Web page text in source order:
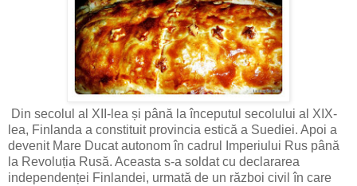
Din secolul al XII-lea și până la începutul secolului al XIX-
lea, Finlanda a constituit provincia estică a Suediei. Apoi a
devenit Mare Ducat autonom în cadrul Imperiului Rus până
la Revoluția Rusă. Aceasta s-a soldat cu declararea
independenței Finlandei, urmată de un război civil în care